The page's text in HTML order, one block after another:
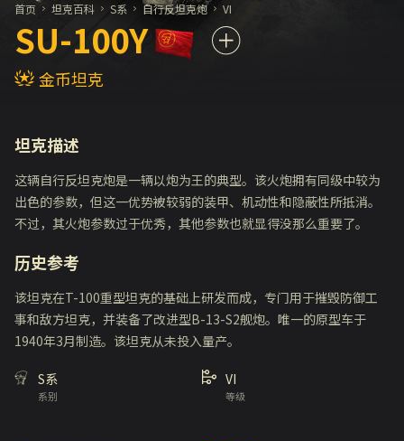
首页 坦克百科 S系 自行反坦克炮 VI
SU-100Y
金币坦克
坦克描述
这辆自行反坦克炮是一辆以炮为王的典型。该火炮拥有同级中较为
出色的参数，但这一优势被较弱的装甲、机动性和隐蔽性所抵消。
不过，其火炮参数过于优秀，其他参数也就显得没那么重要了。
历史参考
该坦克在T-100重型坦克的基础上研发而成，专门用于摧毁防御工
事和敌方坦克，并装备了改进型B-13-S2舰炮。唯一的原型车于
1940年3月制造。该坦克从未投入量产。
系别
S系
等级
VI